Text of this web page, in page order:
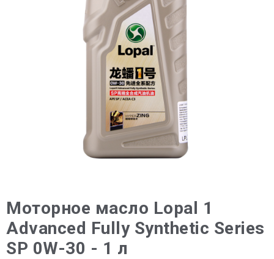
Моторное масло Lopal 1
Advanced Fully Synthetic Series
SP 0W-30 - 1 л